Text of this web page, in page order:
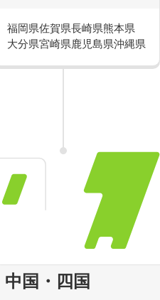
中国・四国
福岡県佐賀県長崎県熊本県
大分県宮崎県鹿児島県沖縄県
有名ブランドで楽しく働こ
人気を誇るブランドで 販売&店舗運
フ積極採用中！